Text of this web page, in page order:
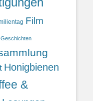
Film
Geschichten
Honigbienen
&